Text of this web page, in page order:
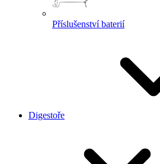
Příslušenství baterií
Digestoře